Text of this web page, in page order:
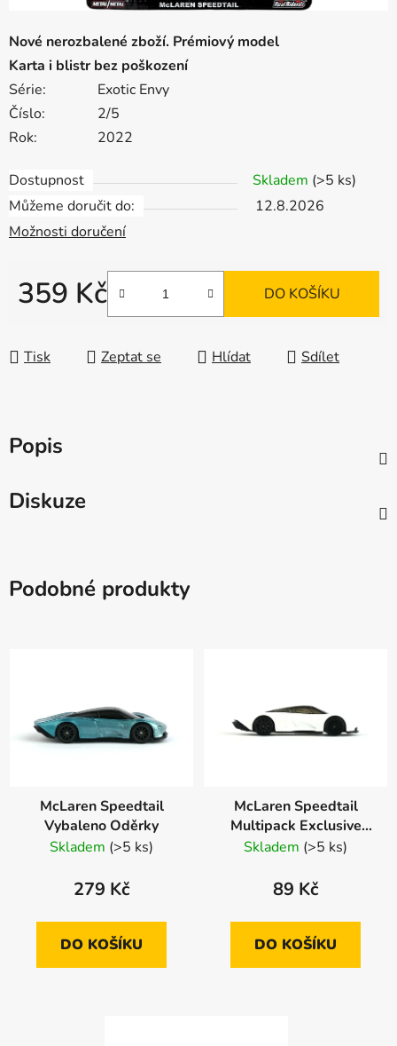
Nové nerozbalené zboží. Prémiový model
Karta i blistr bez poškození
Série:
Exotic Envy
Číslo:
2/5
Rok:
2022
Dostupnost Skladem (>5 ks)
Můžeme doručit do:
12.8.2026
Možnosti doručení
359 Kč DO KOŠÍKU
Tisk Zeptat se Hlídat Sdílet
Popis
Diskuze
Podobné produkty
McLaren Speedtail
Vybaleno Oděrky
Skladem (>5 ks)
279 Kč
DO KOŠÍKU
McLaren Speedtail
Multipack Exclusive
Vybaleno Oděrky
Skladem (>5 ks)
89 Kč
DO KOŠÍKU